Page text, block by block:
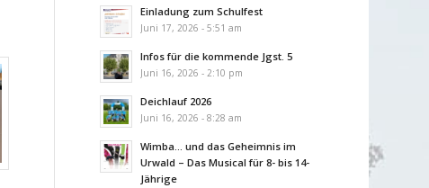
Einladung zum Schulfest
Juni 17, 2026 - 5:51 am
Infos für die kommende Jgst. 5
Juni 16, 2026 - 2:10 pm
Deichlauf 2026
Juni 16, 2026 - 8:28 am
Wimba… und das Geheimnis im
Urwald – Das Musical für 8- bis 14-
Jährige